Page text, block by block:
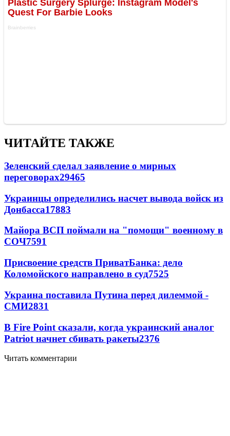
ЧИТАЙТЕ ТАКЖЕ
Зеленский сделал заявление о мирных
переговорах29465
Украинцы определились насчет вывода войск из
Донбасса17883
Майора ВСП поймали на "помощи" военному в
СОЧ7591
Присвоение средств ПриватБанка: дело
Коломойского направлено в суд7525
Украина поставила Путина перед дилеммой -
СМИ2831
В Fire Point сказали, когда украинский аналог
Patriot начнет сбивать ракеты2376
Читать комментарии